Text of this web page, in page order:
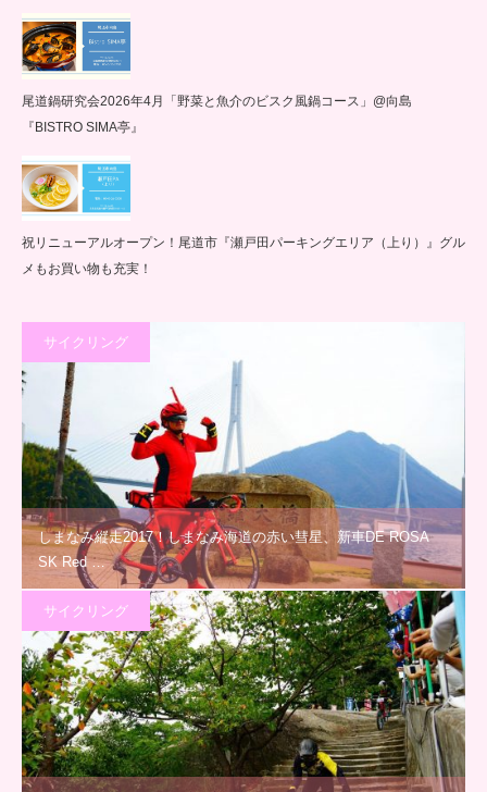
尾道鍋研究会2026年4月「野菜と魚介のビスク風鍋コース」@向島
『BISTRO SIMA亭』
祝リニューアルオープン！尾道市『瀬戸田パーキングエリア（上り）』グル
メもお買い物も充実！
サイクリング
しまなみ縦走2017！しまなみ海道の赤い彗星、新車DE ROSA
SK Red …
サイクリング